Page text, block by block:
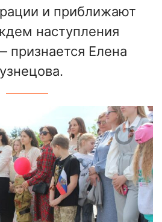
и приближают
наступления
Елена